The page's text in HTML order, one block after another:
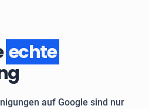
echte
auf Google sind nur